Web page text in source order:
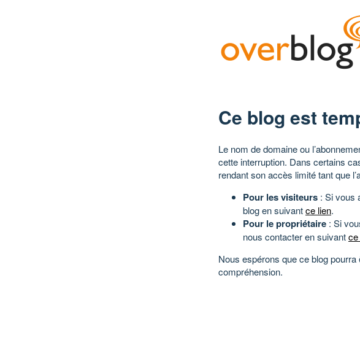
Ce blog est
Le nom de domaine ou
cette interruption. Dans certains
rendant son accès limité tant que
Pour les visiteurs : Si vous
blog en suivantce lien.
Pour le propriétaire : Si
nous contacter en suivantce
Nous espérons que ce blog
compréhension.